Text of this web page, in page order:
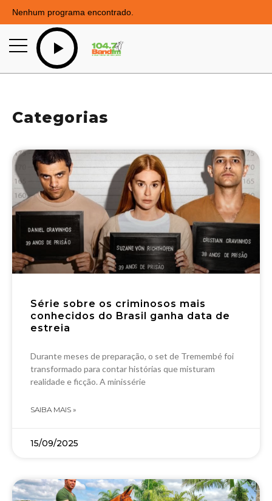
Nenhum programa encontrado.
Categorias
Série sobre os criminosos mais
conhecidos do Brasil ganha data de
estreia
Durante meses de preparação, o set de Tremembé foi
transformado para contar histórias que misturam
realidade e ficção. A minissérie
SAIBA MAIS »
15/09/2025